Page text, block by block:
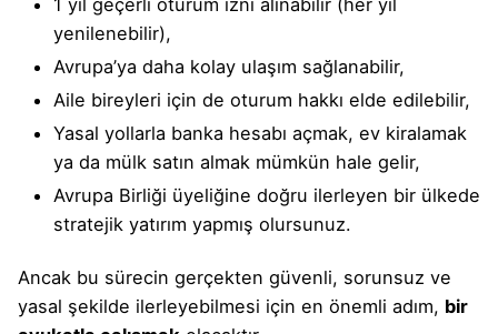
yenilenebilir),
Avrupa’ya daha kolay ulaşım sağlanabilir,
Aile bireyleri için de oturum hakkı elde edilebilir,
Yasal yollarla banka hesabı açmak, ev kiralamak
ya da mülk satın almak mümkün hale gelir,
Avrupa Birliği üyeliğine doğru ilerleyen bir ülkede
stratejik yatırım yapmış olursunuz.
Ancak bu sürecin gerçekten güvenli, sorunsuz ve
yasal şekilde ilerleyebilmesi için en önemli adım, bir